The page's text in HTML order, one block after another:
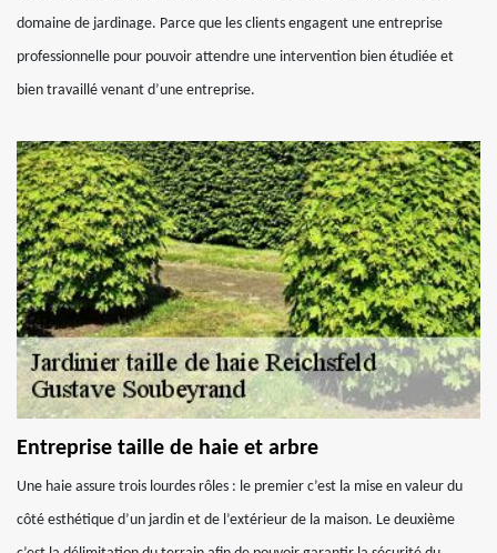
domaine de jardinage. Parce que les clients engagent une entreprise
professionnelle pour pouvoir attendre une intervention bien étudiée et
bien travaillé venant d’une entreprise.
Entreprise taille de haie et arbre
Une haie assure trois lourdes rôles : le premier c’est la mise en valeur du
côté esthétique d’un jardin et de l’extérieur de la maison. Le deuxième